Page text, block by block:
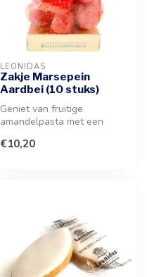
LEONIDAS
Zakje Marsepein
Aardbei (10 stuks)
Geniet van fruitige
amandelpasta met een
suikerglins...
€10,20